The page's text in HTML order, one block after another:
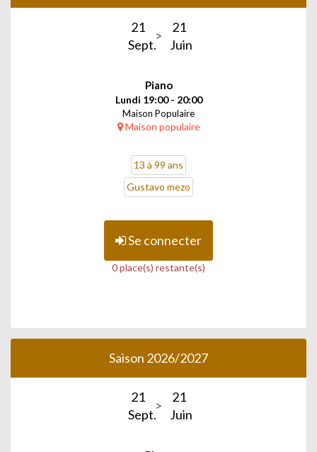
21
Sept.
21
Juin
Piano
Lundi 19:00 - 20:00
Maison Populaire
Maison populaire
13 à 99 ans
Gustavo mezo
Se connecter
0 place(s) restante(s)
Saison 2026/2027
21
Sept.
21
Juin